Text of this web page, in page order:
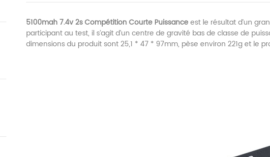
5100mah 7.4v 2s Compétition Courte Puissanceest le résultat d’un
participant au test, il s’agit d’un centre de gravité bas de classe de
dimensions du produit sont 25,1 * 47 * 97mm, pèse environ 221g et le